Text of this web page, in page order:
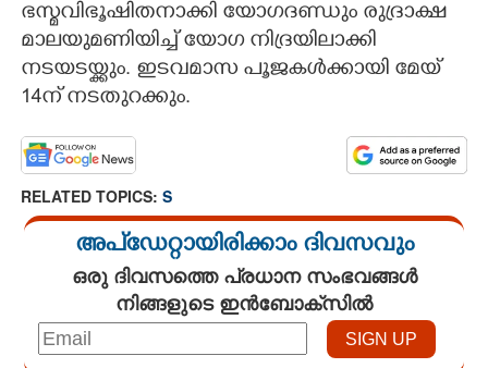
ZOOM
CONTACT US
ഭസ്മവിഭൂഷിതനാക്കി യോഗദണ്ഡും രുദ്രാക്ഷ
മാലയുമണിയിച്ച് യോഗ നിദ്ര‌യിലാക്കി
നടയടയ്ക്കും. ഇടവമാസ പൂജകൾക്കായി മേയ്
14ന് നടതുറക്കും.
RELATED TOPICS: S
അപ്ഡേറ്റായിരിക്കാം ദിവസവും
ഒരു ദിവസത്തെ പ്രധാന സംഭവങ്ങൾ
നിങ്ങളുടെ ഇൻബോക്സിൽ